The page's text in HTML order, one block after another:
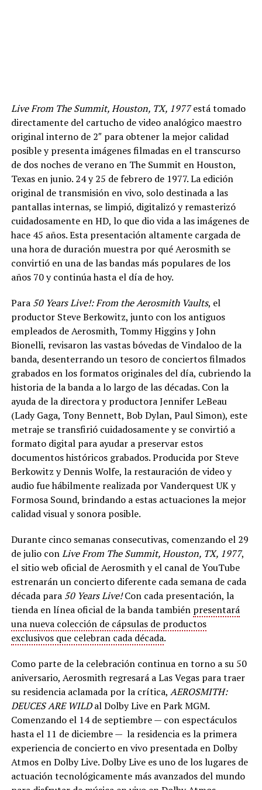
Live From The Summit, Houston, TX, 1977está tomado
directamente del cartucho de video analógico maestro
original interno de 2″ para obtener la mejor calidad
posible y presenta imágenes filmadas en el transcurso
de dos noches de verano en The Summit en Houston,
Texas en junio. 24 y 25 de febrero de 1977. La edición
original de transmisión en vivo, solo destinada a las
pantallas internas, se limpió, digitalizó y remasterizó
cuidadosamente en HD, lo que dio vida a las imágenes de
hace 45 años. Esta presentación altamente cargada de
una hora de duración muestra por qué Aerosmith se
convirtió en una de las bandas más populares de los
años 70 y continúa hasta el día de hoy.
Para 50 Years Live!: From the Aerosmith Vaults, el
productor Steve Berkowitz, junto con los antiguos
empleados de Aerosmith, Tommy Higgins y John
Bionelli, revisaron las vastas bóvedas de Vindaloo de la
banda, desenterrando un tesoro de conciertos filmados
grabados en los formatos originales del día, cubriendo la
historia de la banda a lo largo de las décadas. Con la
ayuda de la directora y productora Jennifer LeBeau
(Lady Gaga, Tony Bennett, Bob Dylan, Paul Simon), este
metraje se transfirió cuidadosamente y se convirtió a
formato digital para ayudar a preservar estos
documentos históricos grabados. Producida por Steve
Berkowitz y Dennis Wolfe, la restauración de video y
audio fue hábilmente realizada por Vanderquest UK y
Formosa Sound, brindando a estas actuaciones la mejor
calidad visual y sonora posible.
Durante cinco semanas consecutivas, comenzando el 29
de julio conLive From The Summit, Houston, TX, 1977,
el sitio web oficial de Aerosmith y el canal de YouTube
estrenarán un concierto diferente cada semana de cada
década para 50 Years Live!Con cada presentación, la
tienda en línea oficial de la banda también presentará
una nueva colección de cápsulas de productos
exclusivos que celebran cada década.
Como parte de la celebración continua en torno a su 50
aniversario, Aerosmith regresará a Las Vegas para traer
su residencia aclamada por la crítica, AEROSMITH:
DEUCES ARE WILDal Dolby Live en Park MGM.
Comenzando el 14 de septiembre — con espectáculos
hasta el 11 de diciembre — la residencia es la primera
experiencia de concierto en vivo presentada en Dolby
Atmos en Dolby Live. Dolby Live es uno de los lugares de
actuación tecnológicamente más avanzados del mundo